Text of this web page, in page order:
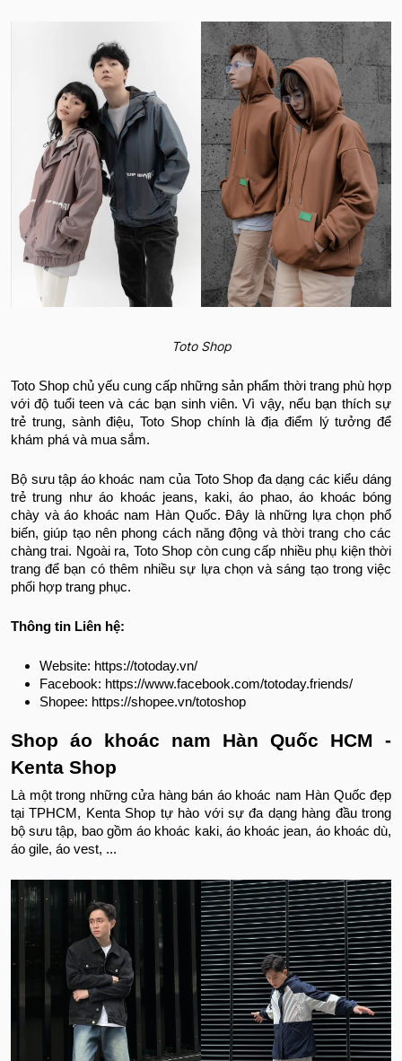
Toto Shop
Toto Shop chủ yếu cung cấp những sản phẩm thời trang phù hợp
với độ tuổi teen và các bạn sinh viên. Vì vậy, nếu bạn thích sự
trẻ trung, sành điệu, Toto Shop chính là địa điểm lý tưởng để
khám phá và mua sắm.
Bộ sưu tập áo khoác nam của Toto Shop đa dạng các kiểu dáng
trẻ trung như áo khoác jeans, kaki, áo phao, áo khoác bóng
chày và áo khoác nam Hàn Quốc. Đây là những lựa chọn phổ
biến, giúp tạo nên phong cách năng động và thời trang cho các
chàng trai. Ngoài ra, Toto Shop còn cung cấp nhiều phụ kiện thời
trang để bạn có thêm nhiều sự lựa chọn và sáng tạo trong việc
phối hợp trang phục.
Thông tin Liên hệ:
Website: https://totoday.vn/
Facebook: https://www.facebook.com/totoday.friends/
Shopee: https://shopee.vn/totoshop
Shop áo khoác nam Hàn Quốc HCM -
Kenta Shop
Là một trong những cửa hàng bán áo khoác nam Hàn Quốc đẹp
tại TPHCM, Kenta Shop tự hào với sự đa dạng hàng đầu trong
bộ sưu tập, bao gồm áo khoác kaki, áo khoác jean, áo khoác dù,
áo gile, áo vest, ...